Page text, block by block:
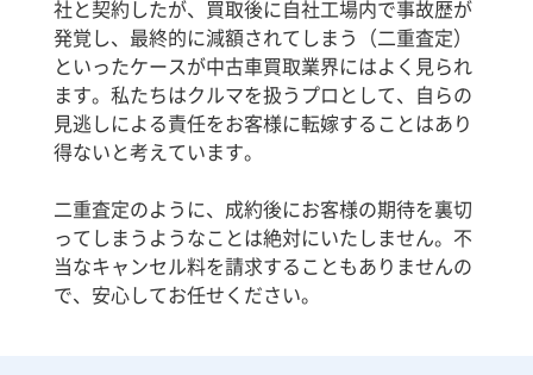
社と契約したが、買取後に自社工場内で事故歴が
発覚し、最終的に減額されてしまう（二重査定）
といったケースが中古車買取業界にはよく見られ
ます。私たちはクルマを扱うプロとして、自らの
見逃しによる責任をお客様に転嫁することはあり
得ないと考えています。
二重査定のように、成約後にお客様の期待を裏切
ってしまうようなことは絶対にいたしません。不
当なキャンセル料を請求することもありませんの
で、安心してお任せください。